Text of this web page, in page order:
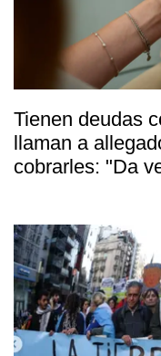
Tienen deudas
llaman a
cobrarles: "Da